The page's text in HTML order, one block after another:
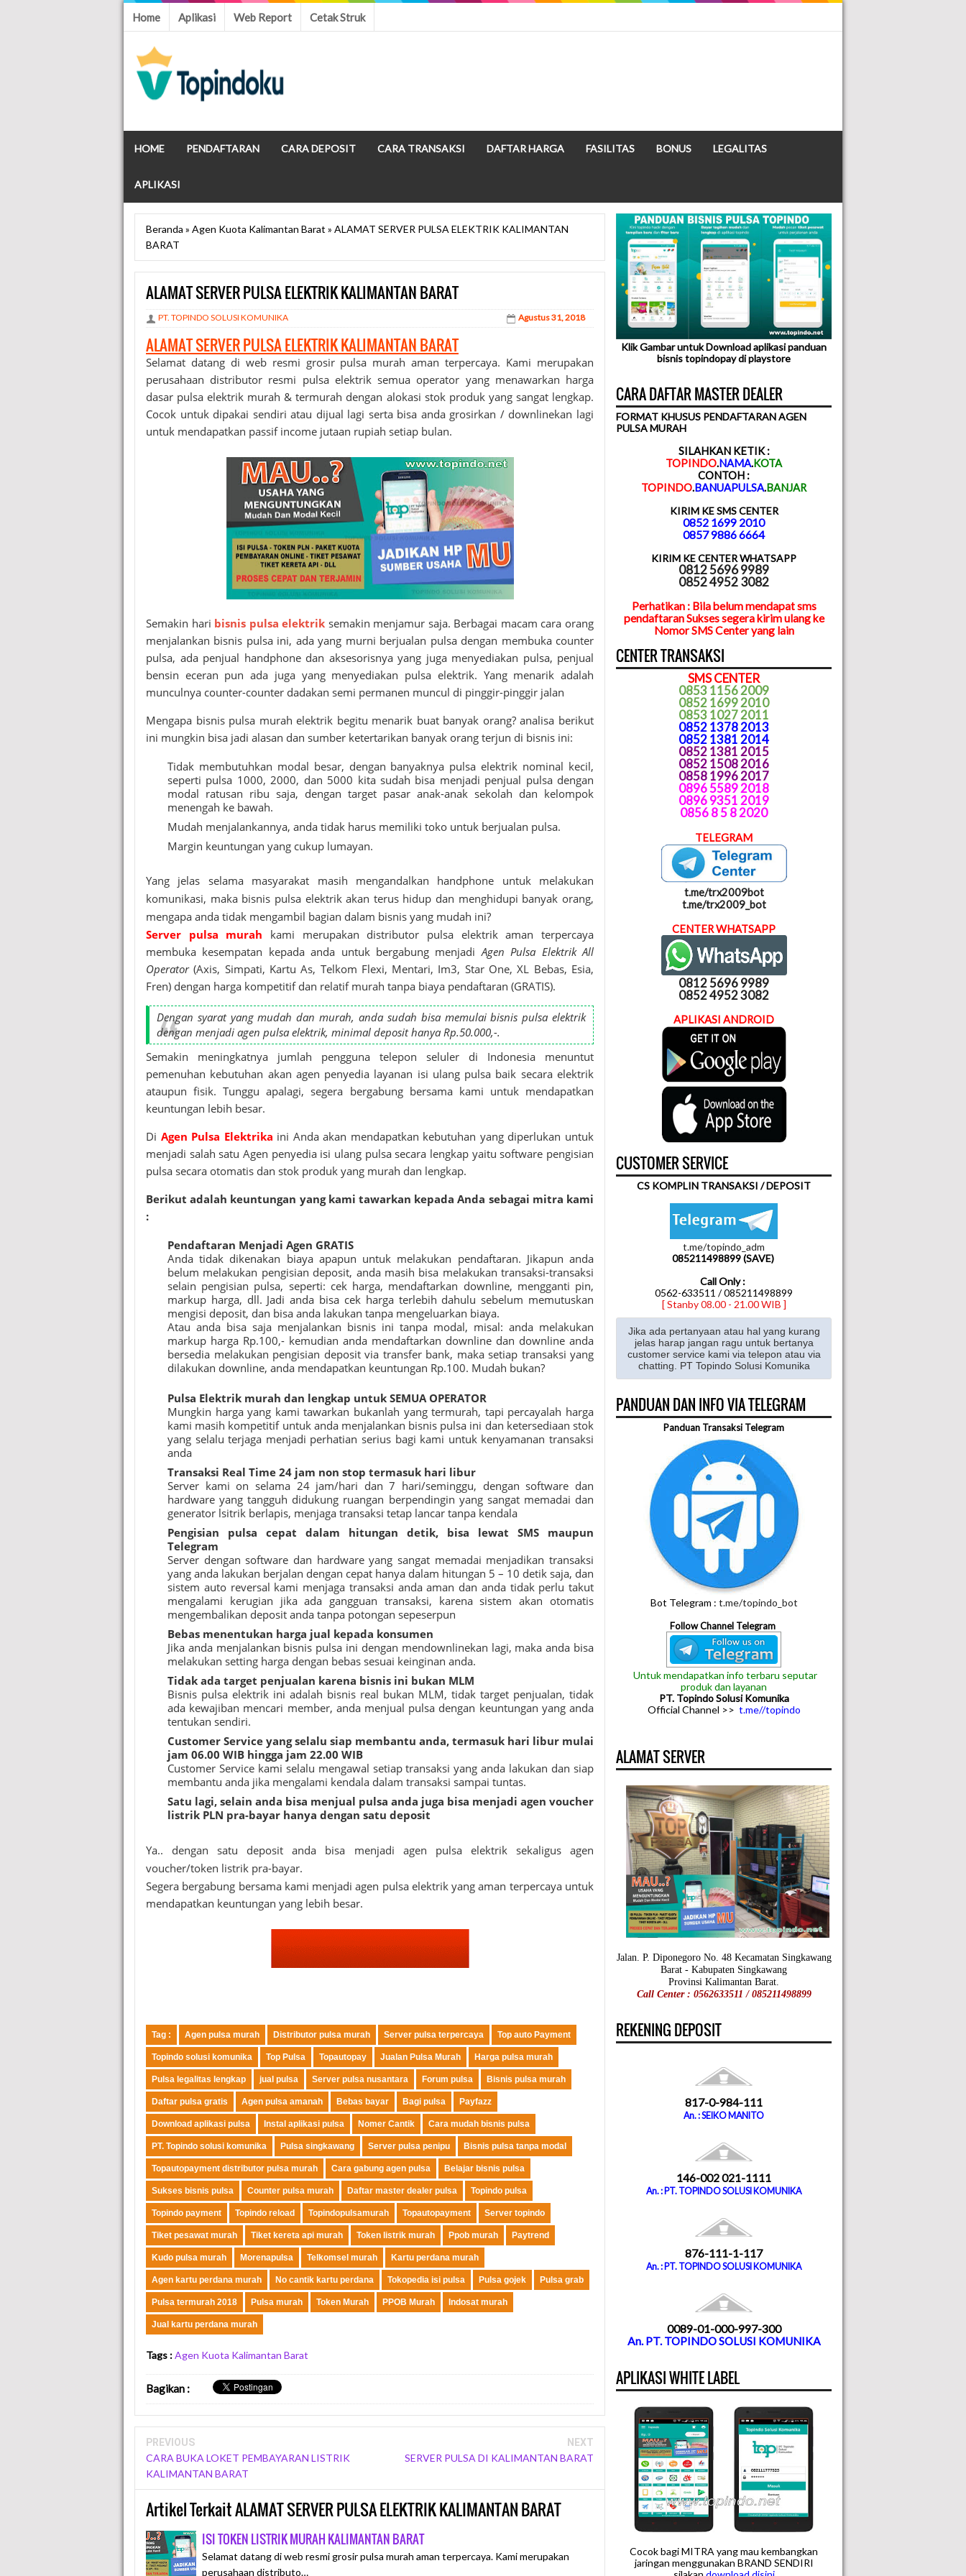
Home Aplikasi Web Report Cetak Struk
HOME PENDAFTARAN CARA DEPOSIT CARA TRANSAKSI DAFTAR HARGA FASILITAS BONUS LEGALITAS
APLIKASI
Beranda » Agen Kuota Kalimantan Barat » ALAMAT SERVER PULSA ELEKTRIK KALIMANTAN
BARAT
ALAMAT SERVER PULSA ELEKTRIK KALIMANTAN BARAT
PT. TOPINDO SOLUSI KOMUNIKA Agustus 31, 2018
ALAMAT SERVER PULSA ELEKTRIK KALIMANTAN BARAT
Selamat datang di web resmi grosir pulsa murah aman terpercaya. Kami merupakan
perusahaan distributor resmi pulsa elektrik semua operator yang menawarkan harga
dasar pulsa elektrik murah & termurah dengan alokasi stok produk yang sangat lengkap.
Cocok untuk dipakai sendiri atau dijual lagi serta bisa anda grosirkan / downlinekan lagi
untuk mendapatkan passif income jutaan rupiah setiap bulan.
Semakin hari bisnis pulsa elektrik semakin menjamur saja. Berbagai macam cara orang
menjalankan bisnis pulsa ini, ada yang murni berjualan pulsa dengan membuka counter
pulsa, ada penjual handphone dan aksesorisnya yang juga menyediakan pulsa, penjual
bensin eceran pun ada juga yang menyediakan pulsa elektrik. Yang menarik adalah
munculnya counter-counter dadakan semi permanen muncul di pinggir-pinggir jalan
Mengapa bisnis pulsa murah elektrik begitu menarik buat banyak orang? analisa berikut
ini mungkin bisa jadi alasan dan sumber ketertarikan banyak orang terjun di bisnis ini:
Tidak membutuhkan modal besar, dengan banyaknya pulsa elektrik nominal kecil,
seperti pulsa 1000, 2000, dan 5000 kita sudah bisa menjadi penjual pulsa dengan
modal ratusan ribu saja, dengan target pasar anak-anak sekolah dan kelompok
menengah ke bawah.
Mudah menjalankannya, anda tidak harus memiliki toko untuk berjualan pulsa.
Margin keuntungan yang cukup lumayan.
Yang jelas selama masyarakat masih mengandalkan handphone untuk melakukan
komunikasi, maka bisnis pulsa elektrik akan terus hidup dan menghidupi banyak orang,
mengapa anda tidak mengambil bagian dalam bisnis yang mudah ini?
Server pulsa murah kami merupakan distributor pulsa elektrik aman terpercaya
membuka kesempatan kepada anda untuk bergabung menjadiAgen Pulsa Elektrik All
Operator(Axis, Simpati, Kartu As, Telkom Flexi, Mentari, Im3, Star One, XL Bebas, Esia,
Fren) dengan harga kompetitif dan relatif murah tanpa biaya pendaftaran (GRATIS).
Dengan syarat yang mudah dan murah, anda sudah bisa memulai bisnis pulsa elektrik
dengan menjadi agen pulsa elektrik, minimal deposit hanya Rp.50.000,-.
Semakin meningkatnya jumlah pengguna telepon seluler di Indonesia menuntut
pemenuhan kebutuhan akan agen penyedia layanan isi ulang pulsa baik secara elektrik
ataupun fisik. Tunggu apalagi, segera bergabung bersama kami untuk mendapatkan
keuntungan lebih besar.
Di Agen Pulsa Elektrika ini Anda akan mendapatkan kebutuhan yang diperlukan untuk
menjadi salah satu Agen penyedia isi ulang pulsa secara lengkap yaitu software pengisian
pulsa secara otomatis dan stok produk yang murah dan lengkap.
Berikut adalah keuntungan yang kami tawarkan kepada Anda sebagai mitra kami
:
Pendaftaran Menjadi Agen GRATIS
Anda tidak dikenakan biaya apapun untuk melakukan pendaftaran. Jikapun anda
belum melakukan pengisian deposit, anda masih bisa melakukan transaksi-transaksi
selain pengisian pulsa, seperti: cek harga, mendaftarkan downline, mengganti pin,
markup harga, dll. Jadi anda bisa cek harga terlebih dahulu sebelum memutuskan
mengisi deposit, dan bisa anda lakukan tanpa mengeluarkan biaya.
Atau anda bisa saja menjalankan bisnis ini tanpa modal, misal: anda melakukan
markup harga Rp.100,- kemudian anda mendaftarkan downline dan downline anda
bersedia melakukan pengisian deposit via transfer bank, maka setiap transaksi yang
dilakukan downline, anda mendapatkan keuntungan Rp.100. Mudah bukan?
Pulsa Elektrik murah dan lengkap untuk SEMUA OPERATOR
Mungkin harga yang kami tawarkan bukanlah yang termurah, tapi percayalah harga
kami masih kompetitif untuk anda menjalankan bisnis pulsa ini dan ketersediaan stok
yang selalu terjaga menjadi perhatian serius bagi kami untuk kenyamanan transaksi
anda
Transaksi Real Time 24 jam non stop termasuk hari libur
Server kami on selama 24 jam/hari dan 7 hari/seminggu, dengan software dan
hardware yang tangguh didukung ruangan berpendingin yang sangat memadai dan
generator lsitrik berlapis, menjaga transaksi tetap lancar tanpa kendala
Pengisian pulsa cepat dalam hitungan detik, bisa lewat SMS maupun
Telegram
Server dengan software dan hardware yang sangat memadai menjadikan transaksi
yang anda lakukan berjalan dengan cepat hanya dalam hitungan 5 – 10 detik saja, dan
sistem auto reversal kami menjaga transaksi anda aman dan anda tidak perlu takut
mengalami kerugian jika ada gangguan transaksi, karena sistem akan otomatis
mengembalikan deposit anda tanpa potongan sepeserpun
Bebas menentukan harga jual kepada konsumen
Jika anda menjalankan bisnis pulsa ini dengan mendownlinekan lagi, maka anda bisa
melakukan setting harga dengan bebas sesuai keinginan anda.
Tidak ada target penjualan karena bisnis ini bukan MLM
Bisnis pulsa elektrik ini adalah bisnis real bukan MLM, tidak target penjualan, tidak
ada kewajiban mencari member, anda menjual pulsa dengan keuntungan yang anda
tentukan sendiri.
Customer Service yang selalu siap membantu anda, termasuk hari libur mulai
jam 06.00 WIB hingga jam 22.00 WIB
Customer Service kami selalu mengawal setiap transaksi yang anda lakukan dan siap
membantu anda jika mengalami kendala dalam transaksi sampai tuntas.
Satu lagi, selain anda bisa menjual pulsa anda juga bisa menjadi agen voucher
listrik PLN pra-bayar hanya dengan satu deposit
Ya.. dengan satu deposit anda bisa menjadi agen pulsa elektrik sekaligus agen
voucher/token listrik pra-bayar.
Segera bergabung bersama kami menjadi agen pulsa elektrik yang aman terpercaya untuk
mendapatkan keuntungan yang lebih besar.
Tag : Agen pulsa murah Distributor pulsa murah Server pulsa terpercaya Top auto Payment
Topindo solusi komunika Top Pulsa Topautopay Jualan Pulsa Murah Harga pulsa murah
Pulsa legalitas lengkap jual pulsa Server pulsa nusantara Forum pulsa Bisnis pulsa murah
Daftar pulsa gratis Agen pulsa amanah Bebas bayar Bagi pulsa Payfazz
Download aplikasi pulsa Instal aplikasi pulsa Nomer Cantik Cara mudah bisnis pulsa
PT. Topindo solusi komunika Pulsa singkawang Server pulsa penipu Bisnis pulsa tanpa modal
Topautopayment distributor pulsa murah Cara gabung agen pulsa Belajar bisnis pulsa
Sukses bisnis pulsa Counter pulsa murah Daftar master dealer pulsa Topindo pulsa
Topindo payment Topindo reload Topindopulsamurah Topautopayment Server topindo
Tiket pesawat murah Tiket kereta api murah Token listrik murah Ppob murah Paytrend
Kudo pulsa murah Morenapulsa Telkomsel murah Kartu perdana murah
Agen kartu perdana murah No cantik kartu perdana Tokopedia isi pulsa Pulsa gojek Pulsa grab
Pulsa termurah 2018 Pulsa murah Token Murah PPOB Murah Indosat murah
Jual kartu perdana murah
Tags :Agen Kuota Kalimantan Barat
Bagikan :
PREVIOUS
CARA BUKA LOKET PEMBAYARAN LISTRIK
KALIMANTAN BARAT
NEXT
SERVER PULSA DI KALIMANTAN BARAT
Artikel Terkait ALAMAT SERVER PULSA ELEKTRIK KALIMANTAN BARAT
ISI TOKEN LISTRIK MURAH KALIMANTAN BARAT
Selamat datang di web resmi grosir pulsa murah aman terpercaya. Kami merupakan
perusahaan distributo…
Klik Gambar untuk Download aplikasi panduan
bisnis topindopay di playstore
CARA DAFTAR MASTER DEALER
FORMAT KHUSUS PENDAFTARAN AGEN
PULSA MURAH
SILAHKAN KETIK :
TOPINDO.NAMA.KOTA
CONTOH :
TOPINDO.BANUAPULSA.BANJAR
KIRIM KE SMS CENTER
0852 1699 2010
0857 9886 6664
KIRIM KE CENTER WHATSAPP
0812 5696 9989
0852 4952 3082
Perhatikan : Bila belum mendapat sms
pendaftaran Sukses segera kirim ulang ke
Nomor SMS Center yang lain
CENTER TRANSAKSI
SMS CENTER
0853 1156 2009
0852 1699 2010
0853 1027 2011
0852 1378 2013
0852 1381 2014
0852 1381 2015
0852 1508 2016
0858 1996 2017
0896 5589 2018
0896 9351 2019
0856 8 5 8 2020
TELEGRAM
t.me/trx2009bot
t.me/trx2009_bot
CENTER WHATSAPP
0812 5696 9989
0852 4952 3082
APLIKASI ANDROID
CUSTOMER SERVICE
CS KOMPLIN TRANSAKSI / DEPOSIT
t.me/topindo_adm
085211498899 (SAVE)
Call Only :
0562-633511 / 085211498899
[ Stanby 08.00 - 21.00 WIB ]
Jika ada pertanyaan atau hal yang kurang
jelas harap jangan ragu untuk bertanya
customer service kami via telepon atau via
chatting. PT Topindo Solusi Komunika
PANDUAN DAN INFO VIA TELEGRAM
Panduan Transaksi Telegram
Bot Telegram : t.me/topindo_bot
Follow Channel Telegram
Untuk mendapatkan info terbaru seputar
produk dan layanan
PT. Topindo Solusi Komunika
Official Channel >> t.me//topindo
ALAMAT SERVER
Jalan. P. Diponegoro No. 48 Kecamatan Singkawang
Barat - Kabupaten Singkawang
Provinsi Kalimantan Barat.
Call Center : 0562633511 / 085211498899
REKENING DEPOSIT
817-0-984-111
An. : SEIKO MANITO
146-002 021-1111
An. : PT. TOPINDO SOLUSI KOMUNIKA
876-111-1-117
An. : PT. TOPINDO SOLUSI KOMUNIKA
0089-01-000-997-300
An. PT. TOPINDO SOLUSI KOMUNIKA
APLIKASI WHITE LABEL
Cocok bagi MITRA yang mau kembangkan
jaringan menggunakan BRAND SENDIRI